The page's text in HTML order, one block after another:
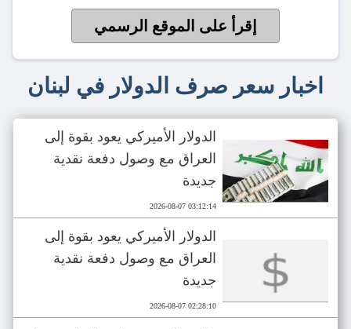
إقرأ على الموقع الرسمي
اخبار سعر صرف الدولار في لبنان
الدولار الأميركي يعود بقوة إلى
العراق مع وصول دفعة نقدية
جديدة
2026-08-07 03:12:14
الدولار الأميركي يعود بقوة إلى
العراق مع وصول دفعة نقدية
جديدة
2026-08-07 02:28:10